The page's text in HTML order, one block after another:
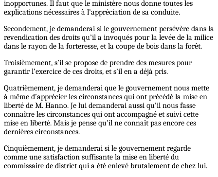
inopportunes. Il faut que le ministère nous donne toutes les
explications nécessaires à l’appréciation de sa conduite.
Secondement, je demanderai si le gouvernement persévère dans la
revendication des droits qu’il a invoqués pour la levée de la milice
dans le rayon de la forteresse, et la coupe de bois dans la forêt.
Troisièmement, s’il se propose de prendre des mesures pour
garantir l’exercice de ces droits, et s’il en a déjà pris.
Quatrièmement, je demanderai que le gouvernement nous mette
à même d’apprécier les circonstances qui ont précédé la mise en
liberté de M. Hanno. Je lui demanderai aussi qu’il nous fasse
connaître les circonstances qui ont accompagné et suivi cette
mise en liberté. Mais je pense qu’il ne connaît pas encore ces
dernières circonstances.
Cinquièmement, je demanderai si le gouvernement regarde
comme une satisfaction suffisante la mise en liberté du
commissaire de district qui a été enlevé brutalement de chez lui.